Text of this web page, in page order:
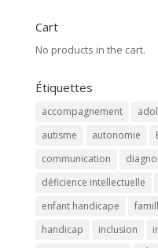
Cart
No products in the cart.
Étiquettes
accompagnement
autisme
autonomie
communication
déficience intellectuelle
enfant handicape
handicap
inclusion